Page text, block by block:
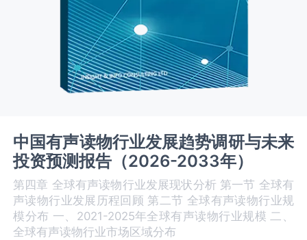
中国有声读物行业发展趋势调研与未来
投资预测报告（2026-2033年）
第四章 全球有声读物‌‌‌行业发展现状分析 第一节 全球有
声读物‌‌‌行业发展历程回顾 第二节 全球有声读物‌‌‌行业规
模分布 一、2021-2025年全球有声读物‌‌‌行业规模 二、
全球有声读物行业市场区域分布